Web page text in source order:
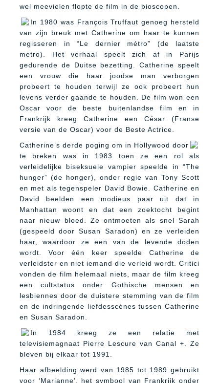
wel meevielen flopte de film in de bioscopen.
In 1980 was François Truffaut genoeg hersteld
van zijn breuk met Catherine om haar te kunnen
regisseren in “Le dernier métro” (de laatste
metro). Het verhaal speelt zich af in Parijs
gedurende de Duitse bezetting. Catherine speelt
een vrouw die haar joodse man verborgen
probeert te houden terwijl ze ook probeert hun
levens verder gaande te houden. De film won een
Oscar voor de beste buitenlandse film en in
Frankrijk kreeg Catherine een César (Franse
versie van de Oscar) voor de Beste Actrice.
Catherine’s derde poging om in Hollywood door
te breken was in 1983 toen ze een rol als
verleidelijke biseksuele vampier speelde in “The
hunger” (de honger), onder regie van Tony Scott
en met als tegenspeler David Bowie. Catherine en
David beelden een modieus paar uit dat in
Manhattan woont en dat een zoektocht begint
naar nieuw bloed. Ze ontmoeten als snel Sarah
(gespeeld door Susan Saradon) en ze verleiden
haar, waardoor ze een van de levende doden
wordt. Voor één keer speelde Catherine de
verleidster en niet iemand die verleid wordt. Critici
vonden de film helemaal niets, maar de film kreeg
een cultstatus onder Gothische mensen en
lesbiennes door de duistere stemming van de film
en de indringende liefdesscènes tussen Catherine
en Susan Saradon.
In 1984 kreeg ze een relatie met
televisiemagnaat Pierre Lescure van Canal +. Ze
bleven bij elkaar tot 1991.
Haar afbeelding werd van 1985 tot 1989 gebruikt
voor ‘Marianne’, het symbool van Frankrijk onder